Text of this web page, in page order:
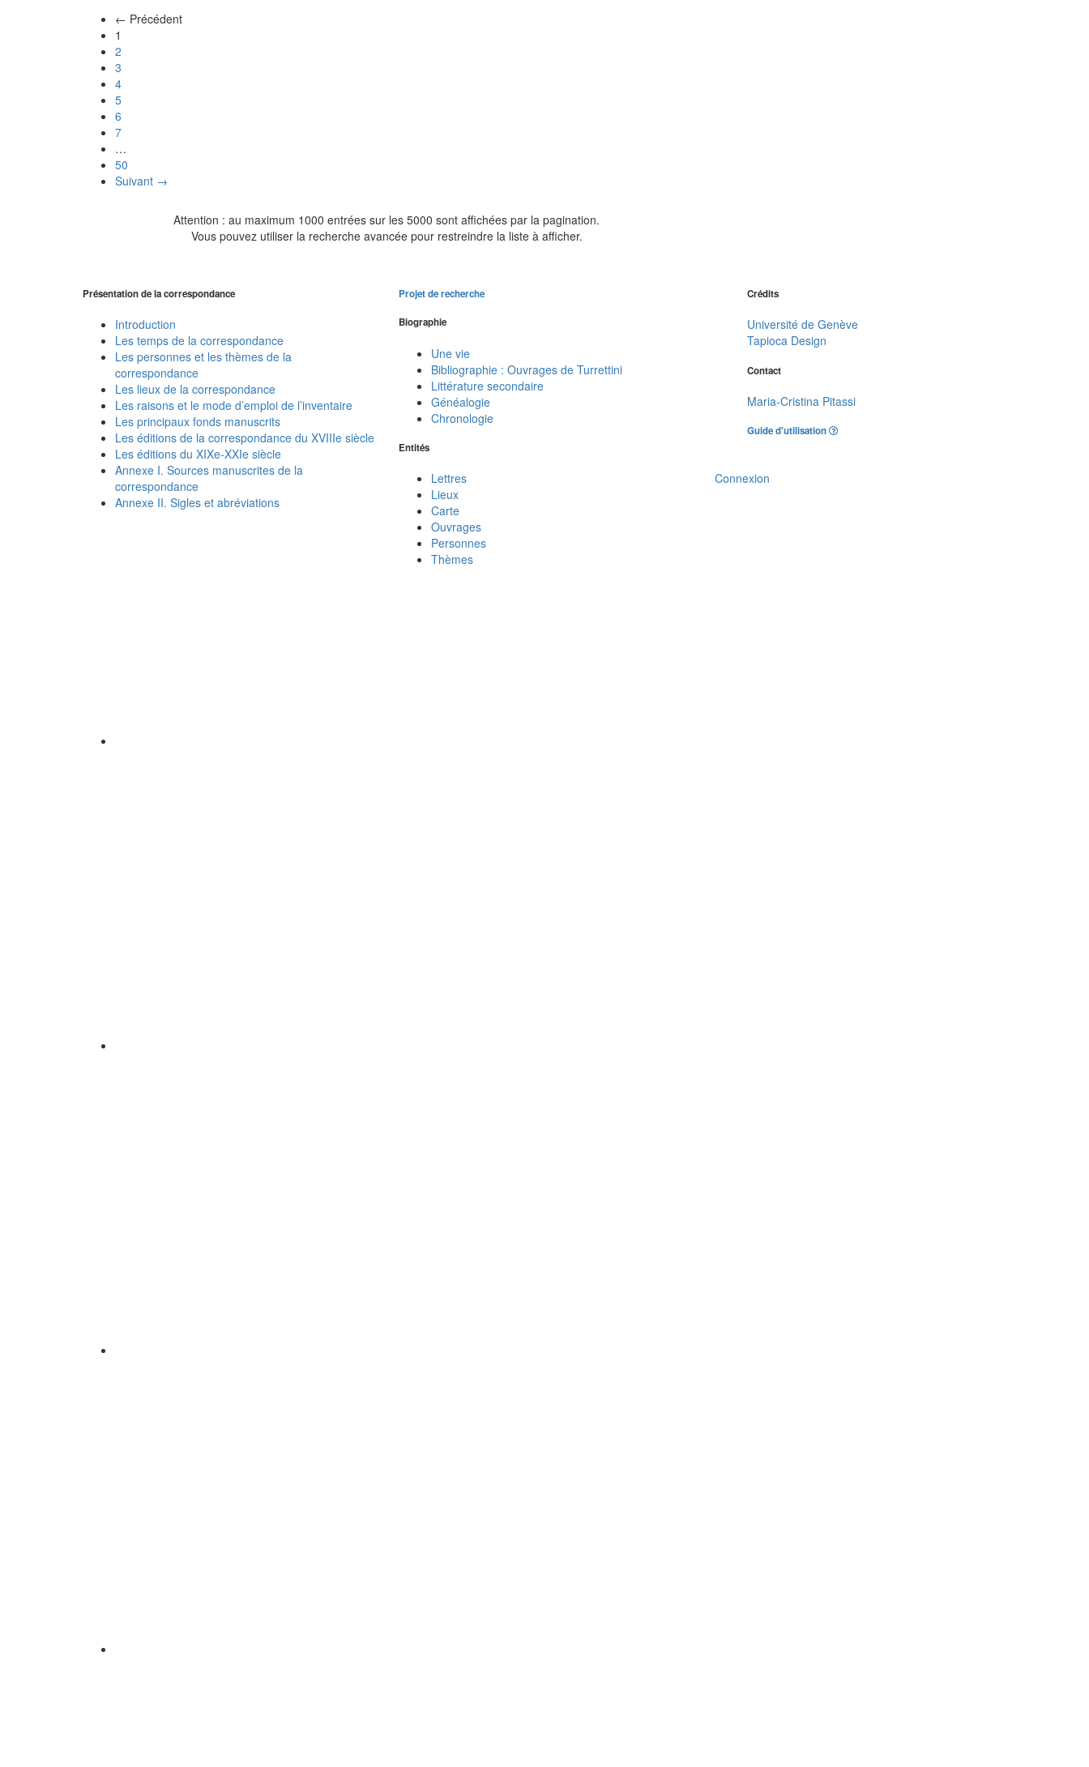
← Précédent
1
2
3
4
5
6
7
…
50
Suivant →
Attention : au maximum 1000 entrées sur les 5000 sont affichées par la pagination.
Vous pouvez utiliser la recherche avancée pour restreindre la liste à afficher.
Présentation de la correspondance
Introduction
Les temps de la correspondance
Les personnes et les thèmes de la
correspondance
Les lieux de la correspondance
Les raisons et le mode d’emploi de l’inventaire
Les principaux fonds manuscrits
Les éditions de la correspondance du XVIIIe siècle
Les éditions du XIXe-XXIe siècle
Annexe I. Sources manuscrites de la
correspondance
Annexe II. Sigles et abréviations
Projet de recherche
Biographie
Une vie
Bibliographie : Ouvrages de Turrettini
Littérature secondaire
Généalogie
Chronologie
Entités
Lettres
Lieux
Carte
Ouvrages
Personnes
Thèmes
Crédits
Université de Genève
Tapioca Design
Contact
Maria-Cristina Pitassi
Guide d'utilisation
Connexion